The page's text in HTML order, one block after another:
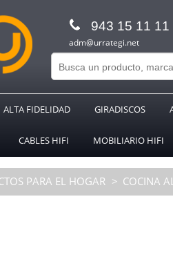
943 15 11 11
adm@urrategi.net
ALTA FIDELIDAD GIRADISCOS
CABLES HIFI MOBILIARIO HIFI
PARA EL HOGAR COCINA